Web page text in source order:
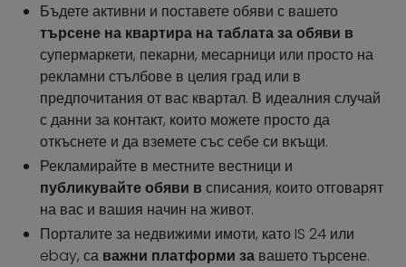
Бъдете активни и поставете обяви с вашето
търсене на квартира на таблата за обяви в
супермаркети, пекарни, месарници или просто на
рекламни стълбове в целия град или в
предпочитания от вас квартал. В идеалния случай
с данни за контакт, които можете просто да
откъснете и да вземете със себе си вкъщи.
Рекламирайте в местните вестници и
публикувайте обяви в списания, които отговарят
на вас и вашия начин на живот.
Порталите за недвижими имоти, като IS 24 или
ebay, са важни платформи за вашето търсене.